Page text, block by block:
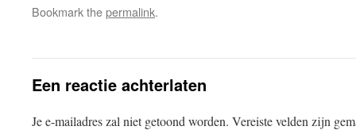
Bookmark thepermalink.
Een reactie achterlaten
Je e-mailadres zal niet getoond worden. Vereiste velden zijn